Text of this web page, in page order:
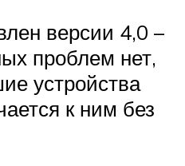
версии 4,0 –
проблем нет,
устройства
к ним без